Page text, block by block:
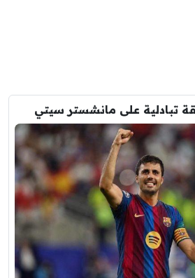
تبادلية على مانشستر سيتي